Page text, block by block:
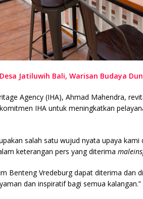
Jatiluwih Bali, Warisan Budaya
Agency (IHA), Ahmad Mahendra,
IHA untuk meningkatkan
salah satu wujud nyata upaya
keterangan pers yang diterima
Benteng Vredeburg dapat diterima dan
dan inspiratif bagi semua kalangan.”